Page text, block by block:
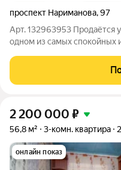
проспект Нариманова,97
Арт. 132963953 Продаётся
одном из самых спокойных
(вероятность одобрения
97, 4-й этаж 10-этажного
2 200 000 ₽
56,8 м² 3-комн. квартира
онлайн показ